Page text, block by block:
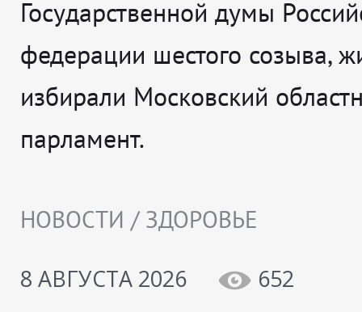
Государственной думы
федерации шестого созыва,
избирали Московский
парламент.
НОВОСТИ / ЗДОРОВЬЕ
8 АВГУСТА 2026
652